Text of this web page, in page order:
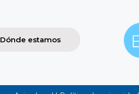
Dónde estamos